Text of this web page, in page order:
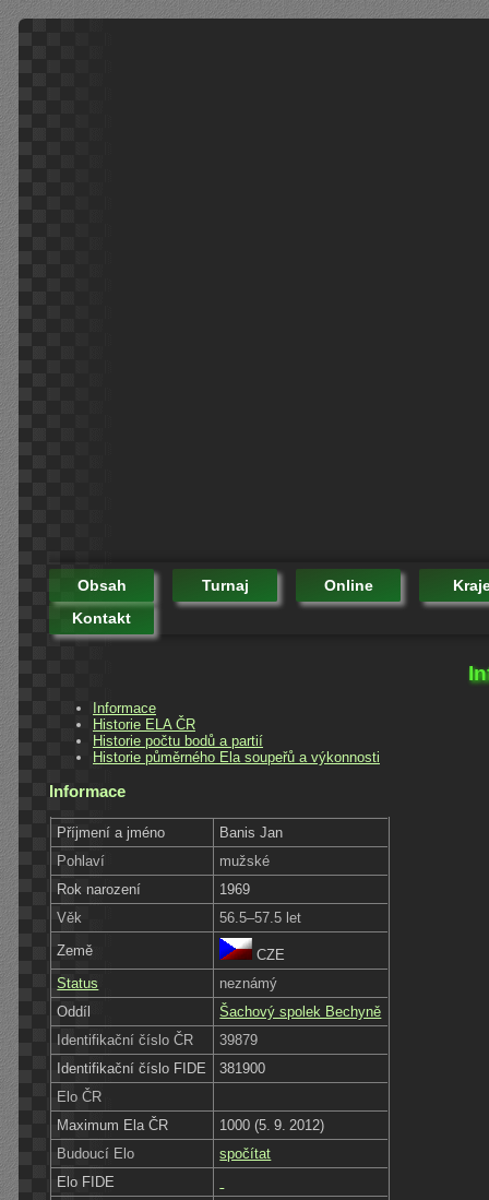
Obsah Turnaj Online
Kontakt
Informace
Historie ELA ČR
Historie počtu bodů a partií
Historie půměrného Ela soupeřů a výkonnosti
Informace
Příjmení a jméno
Banis Jan
Pohlaví
mužské
Rok narození
1969
Věk
56.5–57.5 let
Země
CZE
Status
neznámý
Oddíl
Šachový spolek Bechyně
Identifikační číslo ČR
39879
Identifikační číslo FIDE
381900
Elo ČR
Maximum Ela ČR
1000 (5. 9. 2012)
Budoucí Elo
spočítat
Elo FIDE